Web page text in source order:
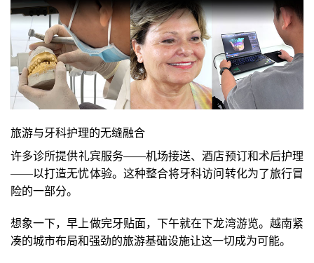
旅游与牙科护理的无缝融合
许多诊所提供礼宾服务——机场接送、酒店预订和术后护理
——以打造无忧体验。这种整合将牙科访问转化为了旅行冒
险的一部分。
想象一下，早上做完牙贴面，下午就在下龙湾游览。越南紧
凑的城市布局和强劲的旅游基础设施让这一切成为可能。